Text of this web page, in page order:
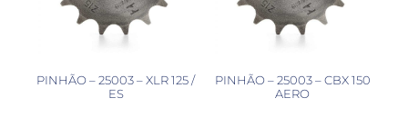
PINHÃO – 25003 – XLR 125 /
ES
PINHÃO – 25003 – CBX 150
AERO